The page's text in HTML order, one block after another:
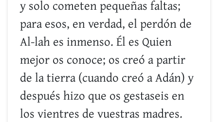
y solo cometen pequeñas faltas;
para esos, en verdad, el perdón de
Al-lah es inmenso. Él es Quien
mejor os conoce; os creó a partir
de la tierra (cuando creó a Adán) y
después hizo que os gestaseis en
los vientres de vuestras madres.